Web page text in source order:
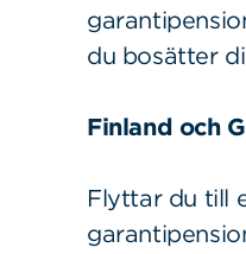
du bosätter
Finland och
Flyttar du till